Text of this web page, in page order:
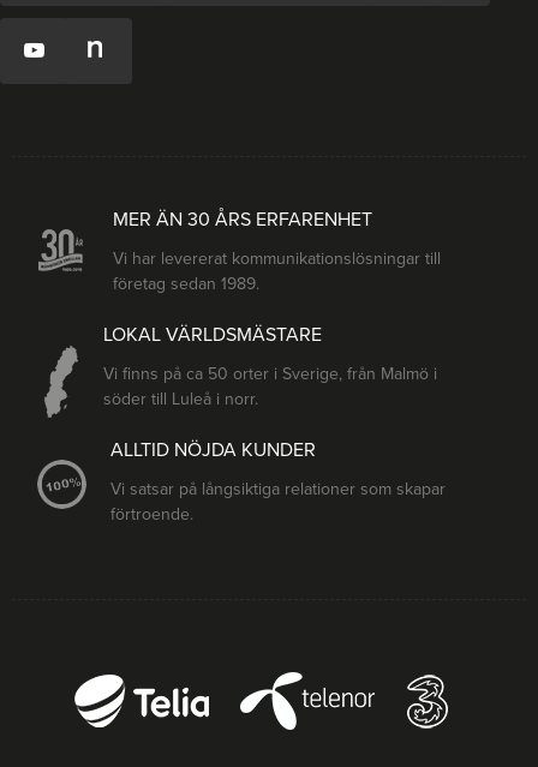
MER ÄN 30 ÅRS ERFARENHET
Vi har levererat kommunikationslösningar till
företag sedan 1989.
LOKAL VÄRLDSMÄSTARE
Vi finns på ca 50 orter i Sverige, från Malmö i
söder till Luleå i norr.
ALLTID NÖJDA KUNDER
Vi satsar på långsiktiga relationer som skapar
förtroende.